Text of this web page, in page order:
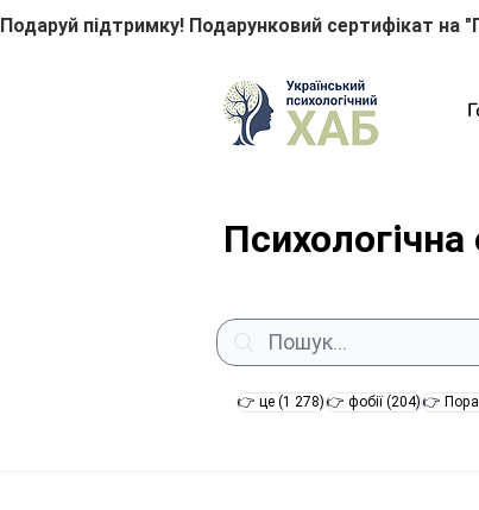
Подаруй підтримку! Подарунковий сертифікат на
👉 це (1 278)1 278 постів
👉 фобії (204)204
👉